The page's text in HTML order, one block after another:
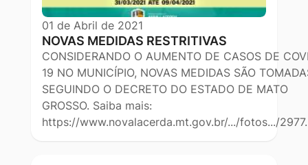
01 de Abril de 2021
NOVAS MEDIDAS RESTRITIVAS
CONSIDERANDO O AUMENTO DE CASOS DE
19 NO MUNICÍPIO, NOVAS MEDIDAS SÃO
SEGUINDO O DECRETO DO ESTADO DE MATO
GROSSO. Saiba mais:
https://www.novalacerda.mt.gov.br/.../fotos.../